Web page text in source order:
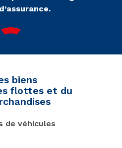
biens
flottes et du
de véhicules